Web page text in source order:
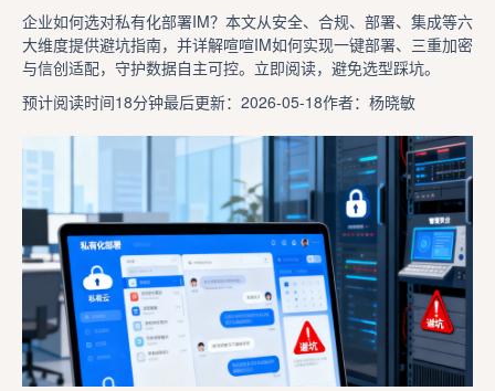
企业如何选对私有化部署IM？本文从安全、合规、部署、集成等六
大维度提供避坑指南，并详解喧喧IM如何实现一键部署、三重加密
与信创适配，守护数据自主可控。立即阅读，避免选型踩坑。
预计阅读时间18分钟最后更新：2026-05-18作者：杨晓敏